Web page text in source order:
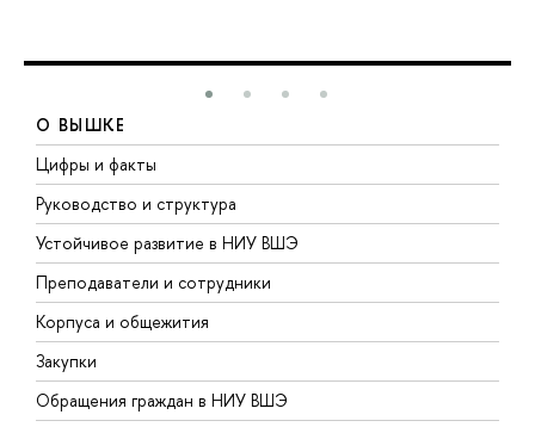
О ВЫШКЕ
Цифры и факты
Руководство и структура
Устойчивое развитие в НИУ ВШЭ
Преподаватели и сотрудники
Корпуса и общежития
Закупки
Обращения граждан в НИУ ВШЭ